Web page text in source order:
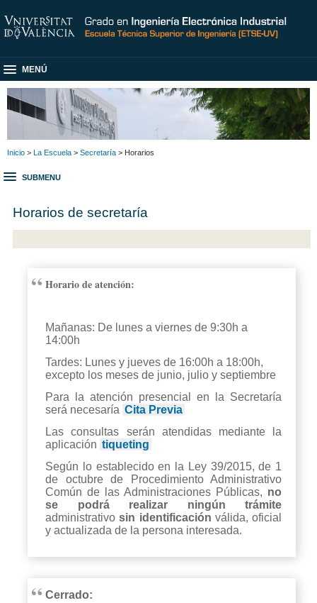
MENÚ
Inicio > La Escuela > Secretaría > Horarios
SUBMENU
Horarios de secretaría
Horario de atención:
Mañanas: De lunes a viernes de 9:30h a
14:00h
Tardes: Lunes y jueves de 16:00h a 18:00h,
excepto los meses de junio, julio y septiembre
Para la atención presencial en la Secretaría
será necesaría Cita Previa
Las consultas serán atendidas mediante la
aplicación tiqueting
Según lo establecido en la Ley 39/2015, de 1
de octubre de Procedimiento Administrativo
Común de las Administraciones Públicas, no
se podrá realizar ningún trámite
administrativosin identificación válida, oficial
y actualizada de la persona interesada.
Cerrado: